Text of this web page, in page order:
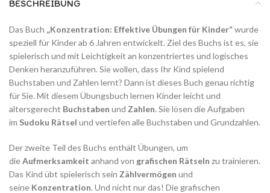
BESCHREIBUNG
Das Buch „Konzentration: Effektive Übungen für Kinder“wurde
speziell für Kinder ab 6 Jahren entwickelt. Ziel des Buchs ist es, sie
spielerisch und mit Leichtigkeit an konzentriertes und logisches
Denken heranzuführen. Sie wollen, dass Ihr Kind spielend
Buchstaben und Zahlen lernt? Dann ist dieses Buch genau richtig
für Sie. Mit diesem Übungsbuch lernen Kinder leicht und
altersgerecht Buchstaben und Zahlen. Sie lösen die Aufgaben
im Sudoku Rätsel und vertiefen alle Buchstaben und Grundzahlen.
Der zweite Teil des Buchs enthält Übungen, um
dieAufmerksamkeit anhand von grafischen Rätseln zu trainieren.
Das Kind übt spielerisch sein Zählvermögen und
seine Konzentration. Und nicht nur das! Die grafischen